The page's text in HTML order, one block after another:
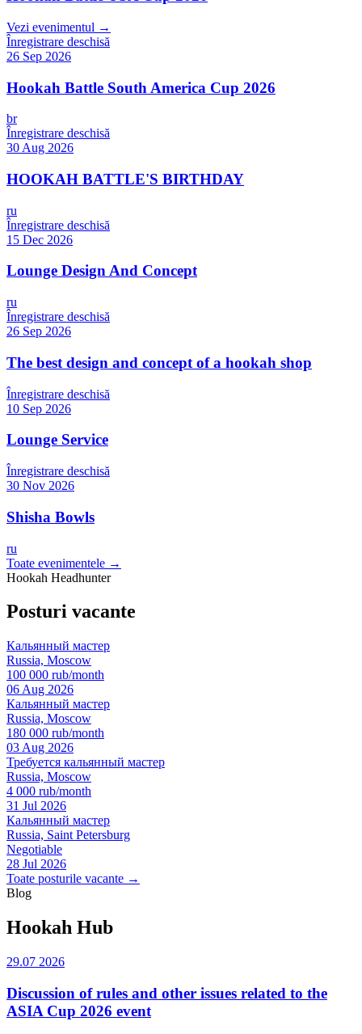
Vezi evenimentul →
Înregistrare deschisă
26 Sep 2026
Hookah Battle South America Cup 2026
br
Înregistrare deschisă
30 Aug 2026
HOOKAH BATTLE'S BIRTHDAY
ru
Înregistrare deschisă
15 Dec 2026
Lounge Design And Concept
ru
Înregistrare deschisă
26 Sep 2026
The best design and concept of a hookah shop
Înregistrare deschisă
10 Sep 2026
Lounge Service
Înregistrare deschisă
30 Nov 2026
Shisha Bowls
ru
Toate evenimentele →
Hookah Headhunter
Posturi vacante
Кальянный мастер
Russia, Moscow
100 000 rub/month
06 Aug 2026
Кальянный мастер
Russia, Moscow
180 000 rub/month
03 Aug 2026
Требуется кальянный мастер
Russia, Moscow
4 000 rub/month
31 Jul 2026
Кальянный мастер
Russia, Saint Petersburg
Negotiable
28 Jul 2026
Toate posturile vacante →
Blog
Hookah Hub
29.07 2026
Discussion of rules and other issues related to the
ASIA Cup 2026 event